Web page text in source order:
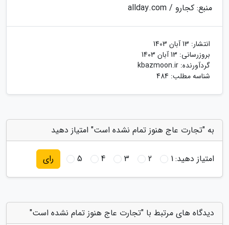
منبع: کجارو / allday.com
انتشار: 13 آبان 1403
بروزرسانی: 13 آبان 1403
گردآورنده: kbazmoon.ir
شناسه مطلب: 484
به "تجارت عاج هنوز تمام نشده است" امتیاز دهید
امتیاز دهید:1
2
3
4
5 رای
دیدگاه های مرتبط با "تجارت عاج هنوز تمام نشده است"